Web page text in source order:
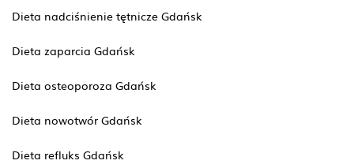
Dieta nadciśnienie tętnicze Gdańsk
Dieta zaparcia Gdańsk
Dieta osteoporoza Gdańsk
Dieta nowotwór Gdańsk
Dieta refluks Gdańsk